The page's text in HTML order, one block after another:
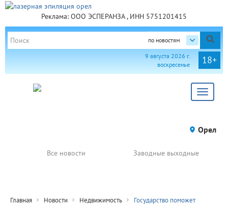
Реклама: ООО ЭСПЕРАНЗА , ИНН 5751201415
по новостям
18+
9 августа 2026 г.
воскресенье
Toggle
Орел
Все новости Заводные выходные
Главная Новости Недвижимость
Государство поможет